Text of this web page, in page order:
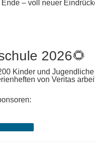
– voll neuer
2026🌻
Kinder und
von Veritas